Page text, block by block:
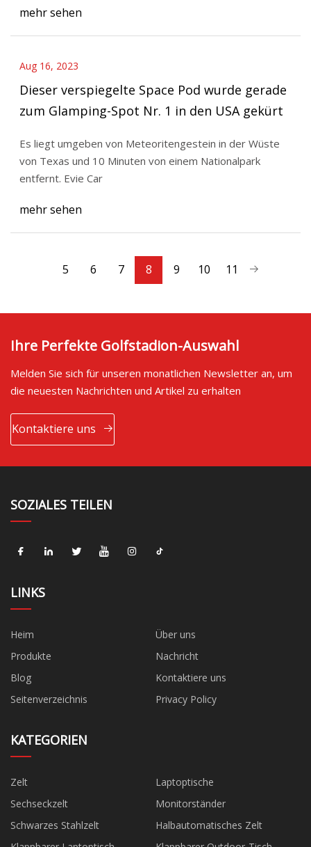
mehr sehen
Aug 16, 2023
Dieser verspiegelte Space Pod wurde gerade
zum Glamping-Spot Nr. 1 in den USA gekürt
Es liegt umgeben von Meteoritengestein in der Wüste
von Texas und 10 Minuten von einem Nationalpark
entfernt. Evie Car
mehr sehen
5 6 7 8 9 10 11
Ihre Perfekte Golfstadion-Auswahl
Melden Sie sich für unseren monatlichen Newsletter an, um
die neuesten Nachrichten und Artikel zu erhalten
Kontaktiere uns
SOZIALES TEILEN
LINKS
Heim
Über uns
Produkte
Nachricht
Blog
Kontaktiere uns
Seitenverzeichnis
Privacy Policy
KATEGORIEN
Zelt
Laptoptische
Sechseckzelt
Monitorständer
Schwarzes Stahlzelt
Halbautomatisches Zelt